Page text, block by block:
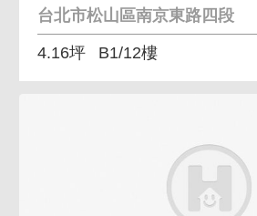
台北市松山區南京東路四段
4.16坪 B1/12樓